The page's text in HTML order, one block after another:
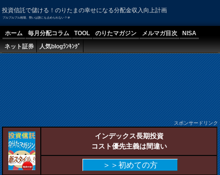
投資信託で儲ける！のりたまの幸せになる分配金収入向上計画
ブルブルブル相場、勢いは誰にも止められない？＠
ホーム 毎月分配コラム TOOL のりたマガジン メルマガ目次
NISA
ネット証券
人気blogﾗﾝｷﾝｸﾞ
スポンサードリンク
インデックス長期投資
コスト優先主義は間違い
＞＞初めての方